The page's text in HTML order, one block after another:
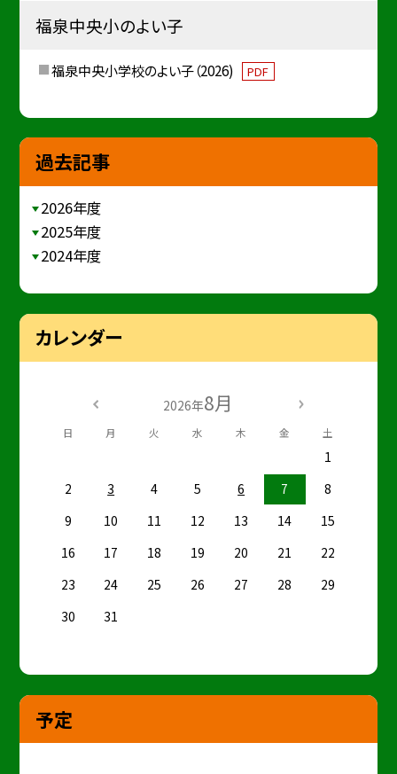
福泉中央小のよい子
福泉中央小学校のよい子（2026) PDF
過去記事
2026年度
2025年度
2024年度
カレンダー
2026年8月
日 月 火 水 木 金 土
1
2
3 4 5 6 7
8
9
10 11 12 13 14
15
16
17 18 19 20 21
22
23
24 25 26 27 28
29
30
31
予定